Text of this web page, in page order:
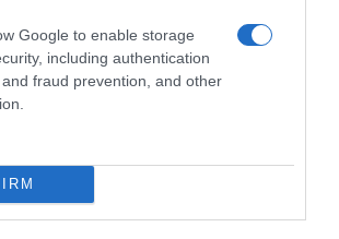
Google to enable storage
including authentication
fraud prevention, and other